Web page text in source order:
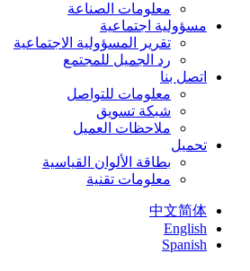
معلومات الصناعة
مسؤولية اجتماعية
تقرير المسؤولية الاجتماعية
رد الجميل للمجتمع
اتصل بنا
معلومات للتواصل
شبكة تسويق
ملاحظات العميل
تحميل
بطاقة الألوان القياسية
معلومات تقنية
中文简体
English
Spanish